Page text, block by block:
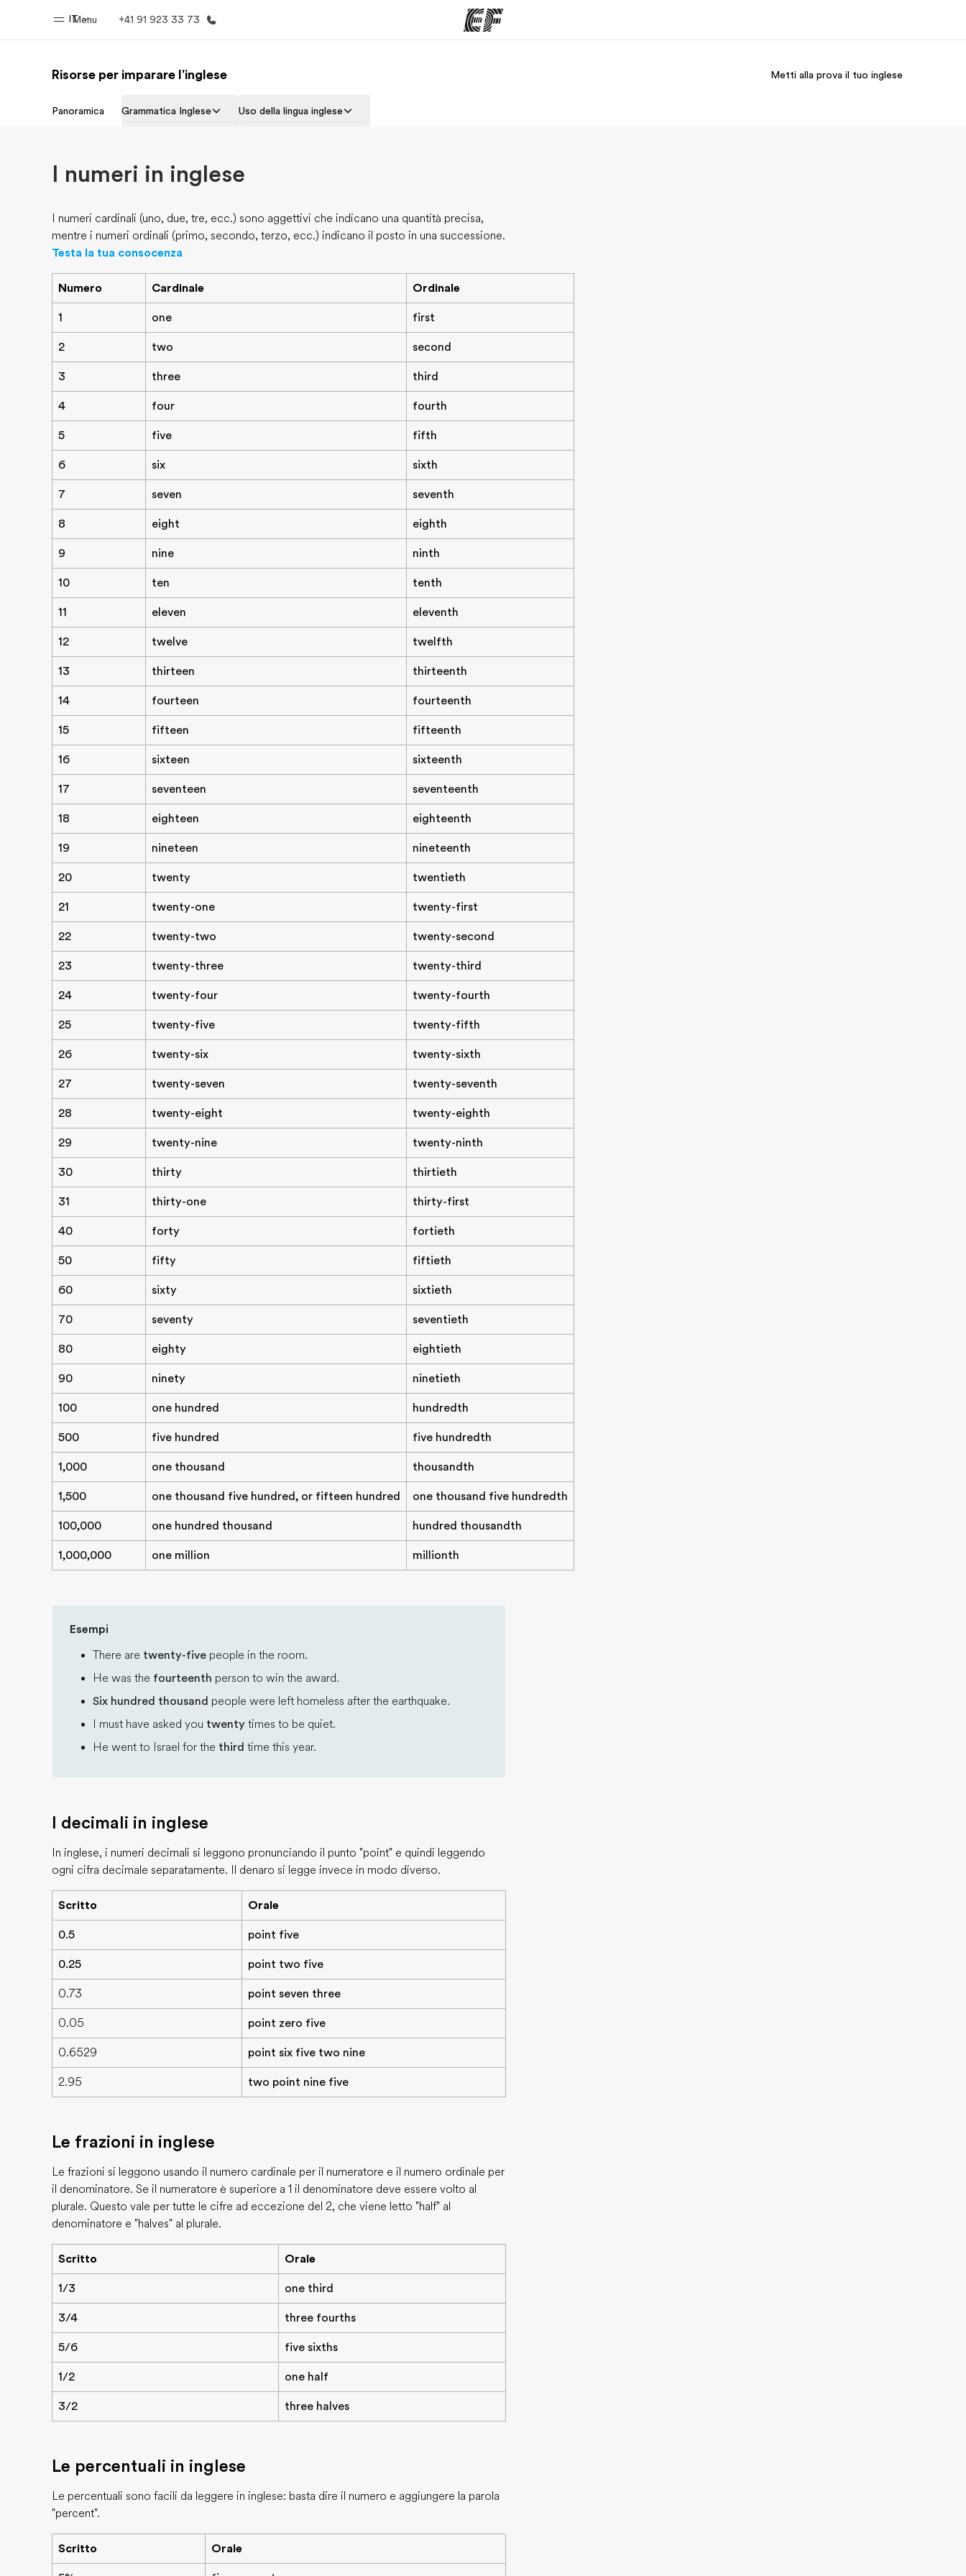
Menu
IT +41 91 923 33 73
Homepage Programmi
Risorse per imparare l'inglese Metti alla prova il tuo inglese
Panoramica Grammatica Inglese Uso della lingua inglese
I numeri in inglese
I numeri cardinali (uno, due, tre, ecc.) sono aggettivi che indicano una quantità precisa,
mentre i numeri ordinali (primo, secondo, terzo, ecc.) indicano il posto in una successione.
Testa la tua consocenza
Numero Cardinale Ordinale
1 one first
2 two second
3 three third
4 four fourth
5 five fifth
6 six sixth
7 seven seventh
8 eight eighth
9 nine ninth
10 ten tenth
11 eleven eleventh
12 twelve twelfth
13 thirteen thirteenth
14 fourteen fourteenth
15 fifteen fifteenth
16 sixteen sixteenth
17 seventeen seventeenth
18 eighteen eighteenth
19 nineteen nineteenth
20 twenty twentieth
21 twenty-one twenty-first
22 twenty-two twenty-second
23 twenty-three twenty-third
24 twenty-four twenty-fourth
25 twenty-five twenty-fifth
26 twenty-six twenty-sixth
27 twenty-seven twenty-seventh
28 twenty-eight twenty-eighth
29 twenty-nine twenty-ninth
30 thirty thirtieth
31 thirty-one thirty-first
40 forty fortieth
50 fifty fiftieth
60 sixty sixtieth
70 seventy seventieth
80 eighty eightieth
90 ninety ninetieth
100 one hundred hundredth
500 five hundred five hundredth
1,000 one thousand thousandth
1,500 one thousand five hundred, or fifteen hundred one thousand five hundredth
100,000 one hundred thousand hundred thousandth
1,000,000 one million millionth
Esempi
There are twenty-five people in the room.
He was the fourteenth person to win the award.
Six hundred thousand people were left homeless after the earthquake.
I must have asked you twenty times to be quiet.
He went to Israel for the third time this year.
I decimali in inglese
In inglese, i numeri decimali si leggono pronunciando il punto "point" e quindi leggendo
ogni cifra decimale separatamente. Il denaro si legge invece in modo diverso.
Scritto Orale
0.5 point five
0.25 point two five
0.73 point seven three
0.05 point zero five
0.6529 point six five two nine
2.95 two point nine five
Le frazioni in inglese
Le frazioni si leggono usando il numero cardinale per il numeratore e il numero ordinale per
il denominatore. Se il numeratore è superiore a 1 il denominatore deve essere volto al
plurale. Questo vale per tutte le cifre ad eccezione del 2, che viene letto "half" al
denominatore e "halves" al plurale.
Scritto Orale
1/3 one third
3/4 three fourths
5/6 five sixths
1/2 one half
3/2 three halves
Le percentuali in inglese
Le percentuali sono facili da leggere in inglese: basta dire il numero e aggiungere la parola
"percent".
Scritto Orale